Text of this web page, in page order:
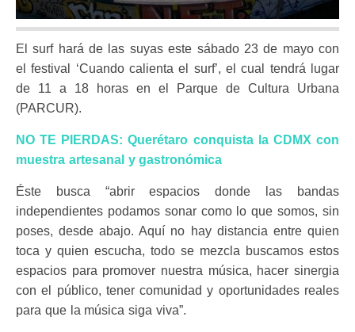
El surf hará de las suyas este sábado 23 de mayo con
el festival ‘Cuando calienta el surf’, el cual tendrá lugar
de 11 a 18 horas en el Parque de Cultura Urbana
(PARCUR).
NO TE PIERDAS: Querétaro conquista la CDMX con
muestra artesanal y gastronómica
Éste busca “abrir espacios donde las bandas
independientes podamos sonar como lo que somos, sin
poses, desde abajo. Aquí no hay distancia entre quien
toca y quien escucha, todo se mezcla buscamos estos
espacios para promover nuestra música, hacer sinergia
con el público, tener comunidad y oportunidades reales
para que la música siga viva”.